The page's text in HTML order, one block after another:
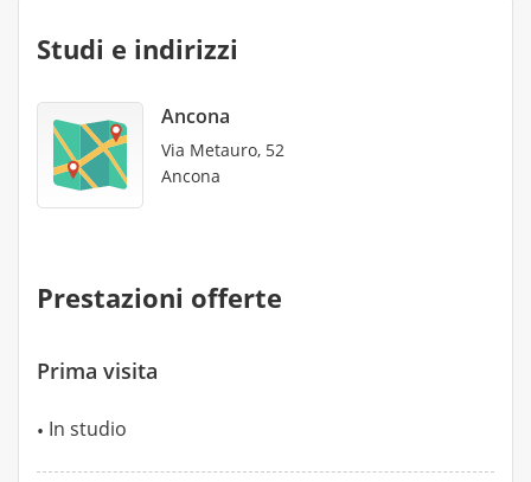
Studi e indirizzi
Ancona
Via Metauro, 52
Ancona
Prestazioni offerte
Prima visita
In studio